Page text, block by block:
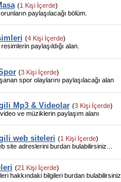
(1 Kişi İçerde)
paylaşılacağı bölüm.
(4 Kişi İçerde)
paylaşıldığı alan.
(3 Kişi İçerde)
spor olaylarını paylaşılacağı alan
Mp3 & Videolar (3 Kişi İçerde)
ve müziklerin paylaşım alanı
web siteleri (1 Kişi İçerde)
site adreslerini burdan bulabilirsiniz...
(21 Kişi İçerde)
hakkındaki bilgileri burdan bulabilirsiniz.